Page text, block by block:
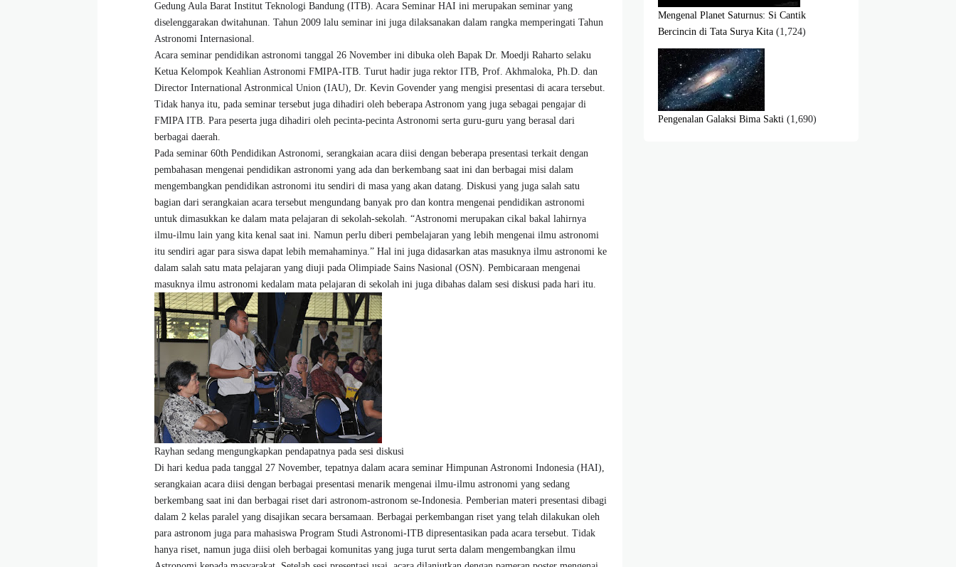
Gedung Aula Barat Institut Teknologi Bandung (ITB). Acara Seminar HAI ini merupakan seminar yang
diselenggarakan dwitahunan. Tahun 2009 lalu seminar ini juga dilaksanakan dalam rangka memperingati Tahun
Astronomi Internasional.
Acara seminar pendidikan astronomi tanggal 26 November ini dibuka oleh Bapak Dr. Moedji Raharto selaku
Ketua Kelompok Keahlian Astronomi FMIPA-ITB. Turut hadir juga rektor ITB, Prof. Akhmaloka, Ph.D. dan
Director International Astronmical Union (IAU), Dr. Kevin Govender yang mengisi presentasi di acara tersebut.
Tidak hanya itu, pada seminar tersebut juga dihadiri oleh beberapa Astronom yang juga sebagai pengajar di
FMIPA ITB. Para peserta juga dihadiri oleh pecinta-pecinta Astronomi serta guru-guru yang berasal dari
berbagai daerah.
Pada seminar 60th Pendidikan Astronomi, serangkaian acara diisi dengan beberapa presentasi terkait dengan
pembahasan mengenai pendidikan astronomi yang ada dan berkembang saat ini dan berbagai misi dalam
mengembangkan pendidikan astronomi itu sendiri di masa yang akan datang. Diskusi yang juga salah satu
bagian dari serangkaian acara tersebut mengundang banyak pro dan kontra mengenai pendidikan astronomi
untuk dimasukkan ke dalam mata pelajaran di sekolah-sekolah. “Astronomi merupakan cikal bakal lahirnya
ilmu-ilmu lain yang kita kenal saat ini. Namun perlu diberi pembelajaran yang lebih mengenai ilmu astronomi
itu sendiri agar para siswa dapat lebih memahaminya.” Hal ini juga didasarkan atas masuknya ilmu astronomi ke
dalam salah satu mata pelajaran yang diuji pada Olimpiade Sains Nasional (OSN). Pembicaraan mengenai
masuknya ilmu astronomi kedalam mata pelajaran di sekolah ini juga dibahas dalam sesi diskusi pada hari itu.
Rayhan sedang mengungkapkan pendapatnya pada sesi diskusi
Di hari kedua pada tanggal 27 November, tepatnya dalam acara seminar Himpunan Astronomi Indonesia (HAI),
serangkaian acara diisi dengan berbagai presentasi menarik mengenai ilmu-ilmu astronomi yang sedang
berkembang saat ini dan berbagai riset dari astronom-astronom se-Indonesia. Pemberian materi presentasi dibagi
dalam 2 kelas paralel yang disajikan secara bersamaan. Berbagai perkembangan riset yang telah dilakukan oleh
para astronom juga para mahasiswa Program Studi Astronomi-ITB dipresentasikan pada acara tersebut. Tidak
hanya riset, namun juga diisi oleh berbagai komunitas yang juga turut serta dalam mengembangkan ilmu
Mengenal Planet Saturnus: Si Cantik
Bercincin di Tata Surya Kita (1,724)
Pengenalan Galaksi Bima Sakti (1,690)